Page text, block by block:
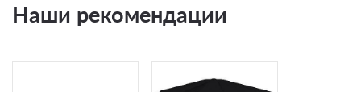
Наши рекомендации